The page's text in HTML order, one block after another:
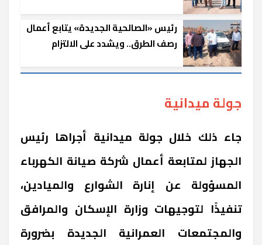
رئيس «الصالحية الجديدة» يتابع أعمال
رصف الطرق.. ويشدد على الالتزام
جولة ميدانية
جاء ذلك خلال جولة ميدانية أجراها رئيس
الجهاز لمتابعة أعمال شركة صيانة الكهرباء
المسؤولة عن إنارة الشوارع والميادين،
تنفيذًا لتوجيهات وزارة الإسكان والمرافق
والمجتمعات العمرانية الجديدة بضرورة